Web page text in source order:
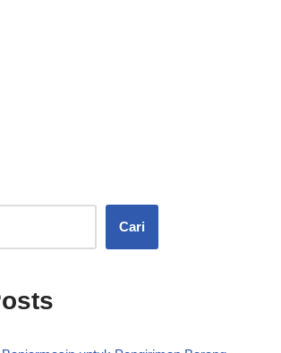
Cari